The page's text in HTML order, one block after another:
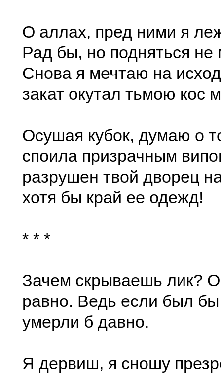
О аллах, пред ними я
Рад бы, но подняться не
Снова я мечтаю на
закат окутал тьмою кос
Осушая кубок, думаю о
споила призрачным
разрушен твой дворец
хотя бы край ее одежд!
* * *
Зачем скрываешь лик?
равно. Ведь если был бы
умерли б давно.
Я дервиш, я сношу